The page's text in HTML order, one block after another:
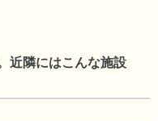
近隣にはこんな施設